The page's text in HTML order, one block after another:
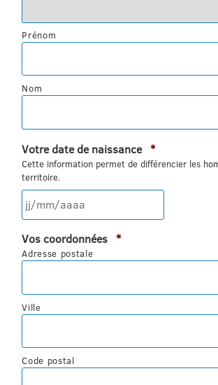
Prénom
Nom
Votre date de naissance *Obligatoire
Cette information permet de différencier les
territoire.
slash
MM
AAAA
Vos coordonnées *Obligatoire
Adresse postale
Ville
Code postal